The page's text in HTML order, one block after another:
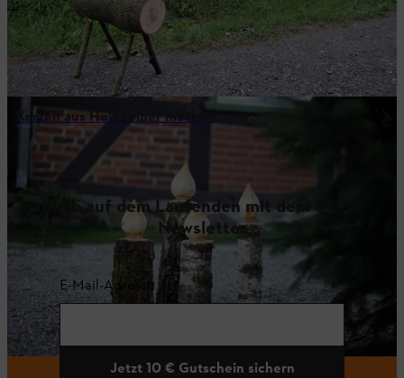
Kerzen aus Holz selber machen
Bleib auf dem Laufenden mit dem STIHL
Newsletter
E-Mail-Adresse
Jetzt 10 € Gutschein sichern